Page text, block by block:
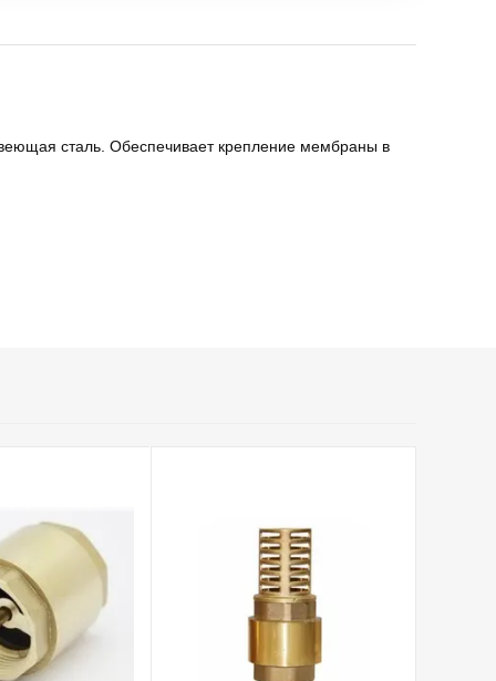
сталь. Обеспечивает крепление мембраны в